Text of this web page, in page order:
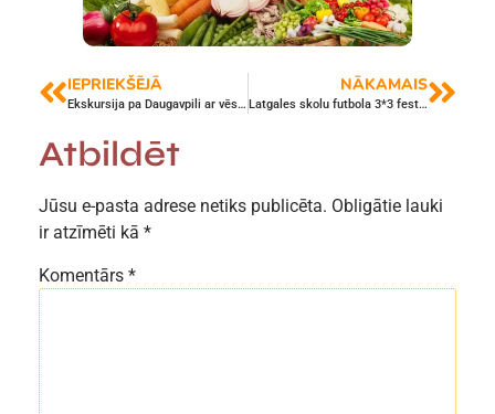
IEPRIEKŠĒJĀ
Ekskursija pa Daugavpili ar vēsturisko tramvaju
NĀKAMAIS
Latgales skolu futbola 3*3 festivāls
Atbildēt
Jūsu e-pasta adrese netiks publicēta. Obligātie lauki
ir atzīmēti kā *
Komentārs *